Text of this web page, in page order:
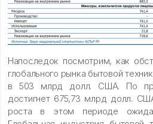
Напоследок посмотрим, как
глобального рынка бытовой
в 503 млрд долл. США. По
достигнет 675,73 млрд долл.
роста в этом периоде